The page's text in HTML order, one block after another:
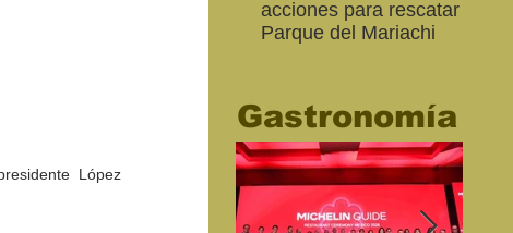
López
acciones para rescatar el
Parque del Mariachi
Gastronomía